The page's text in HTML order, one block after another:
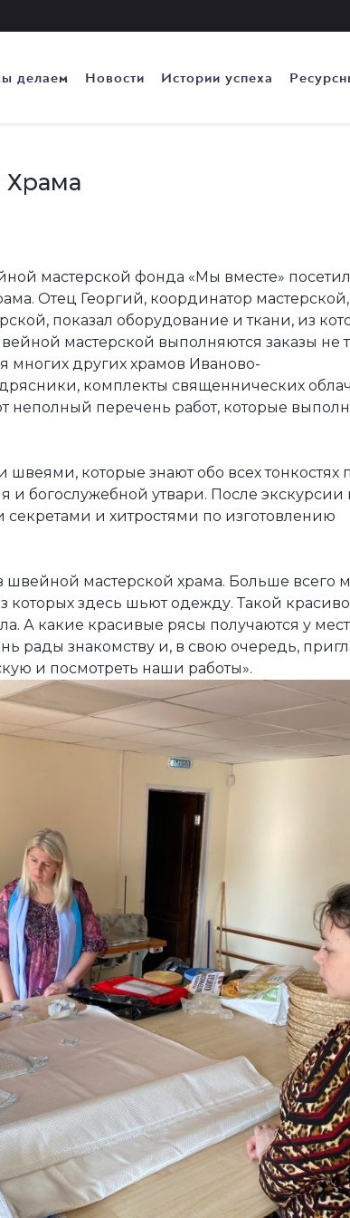
делаем Новости Истории успеха
Храма
мастерской фонда «Мы вместе»
Отец Георгий, координатор
показал оборудование и ткани, из
мастерской выполняются заказы не
многих других храмов Иваново-
комплекты священнических
неполный перечень работ, которые
которые знают обо всех тонкостях
и богослужебной утвари. После экскурсии
и хитростями по изготовлению
мастерской храма. Больше всего
которых здесь шьют одежду. Такой
А какие красивые рясы получаются у
рады знакомству и, в свою очередь,
и посмотреть наши работы».